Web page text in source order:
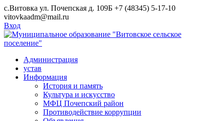
Skip
to
content
с.Витовка ул. Почепская д. 109Б +7 (48345) 5-17-10
vitovkaadm@mail.ru
Вход
Администрация
устав
Информация
История и память
Культура и искусство
МФЦ Почепский район
Противодействие коррупции